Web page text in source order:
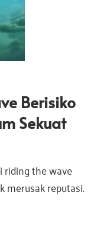
Berisiko
Sekuat
riding the wave
merusak reputasi.